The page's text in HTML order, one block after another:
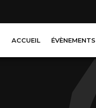
ACCUEIL